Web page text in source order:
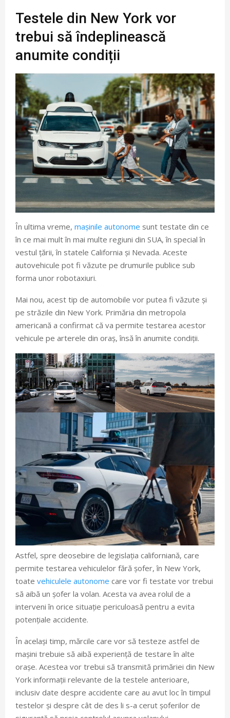
Testele din New York vor
trebui să îndeplinească
anumite condiții
În ultima vreme, mașinile autonome sunt testate din ce
în ce mai mult în mai multe regiuni din SUA, în special în
vestul țării, în statele California și Nevada. Aceste
autovehicule pot fi văzute pe drumurile publice sub
forma unor robotaxiuri.
Mai nou, acest tip de automobile vor putea fi văzute și
pe străzile din New York. Primăria din metropola
americană a confirmat că va permite testarea acestor
vehicule pe arterele din oraș, însă în anumite condiții.
Astfel, spre deosebire de legislația californiană, care
permite testarea vehiculelor fără șofer, în New York,
toate vehiculele autonome care vor fi testate vor trebui
să aibă un șofer la volan. Acesta va avea rolul de a
interveni în orice situație periculoasă pentru a evita
potențiale accidente.
În același timp, mărcile care vor să testeze astfel de
mașini trebuie să aibă experiență de testare în alte
orașe. Acestea vor trebui să transmită primăriei din New
York informații relevante de la testele anterioare,
inclusiv date despre accidente care au avut loc în timpul
testelor și despre cât de des li s-a cerut șoferilor de